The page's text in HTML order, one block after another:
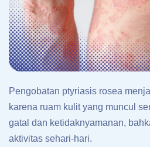
Pengobatan ptyriasis rosea
karena ruam kulit yang muncul
gatal dan ketidaknyamanan,
aktivitas sehari-hari.